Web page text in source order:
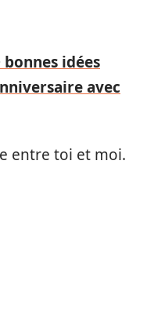
bonnes idées
avec
entre toi et moi.